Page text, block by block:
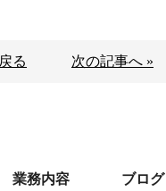
る 次の記事へ »
業務内容 ブログ